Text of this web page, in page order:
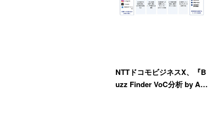
NTTドコモビジネスX、『B
uzz Finder VoC分析 by A…